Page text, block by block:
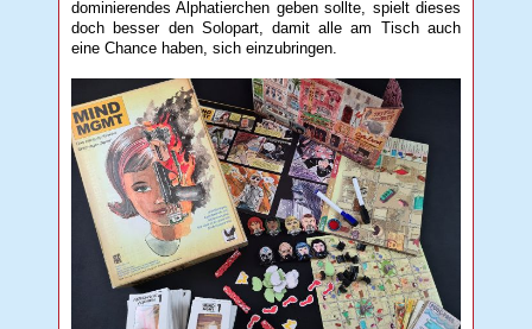
dominierendes Alphatierchen geben sollte, spielt dieses
doch besser den Solopart, damit alle am Tisch auch
eine Chance haben, sich einzubringen.